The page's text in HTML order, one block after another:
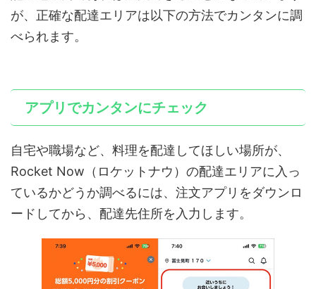
が、正確な配達エリアは以下の方法でカンタンに調
べられます。
アプリでカンタンにチェック
自宅や職場など、料理を配達してほしい場所が、
Rocket Now（ロケットナウ）の配達エリアに入っ
ているかどうか調べるには、注文アプリをダウンロ
ードしてから、配達先住所を入力します。